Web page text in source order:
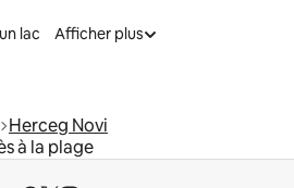
lac
Afficher plus
Herceg Novi
à la plage